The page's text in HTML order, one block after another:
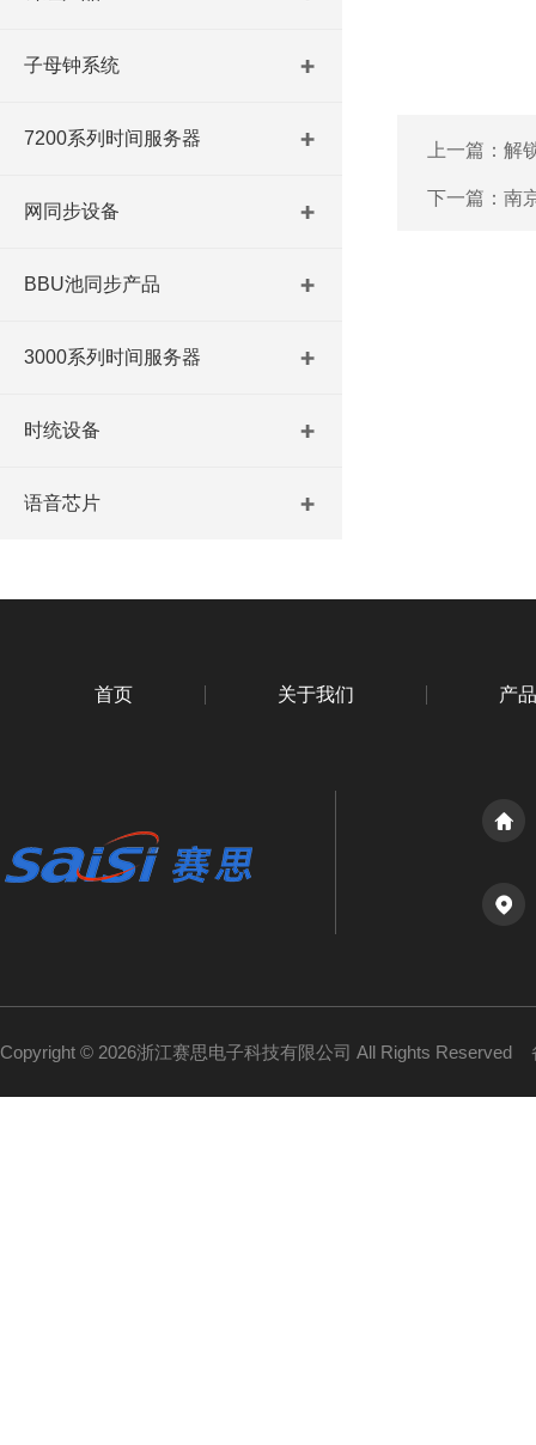
子母钟系统
7200系列时间服务器
网同步设备
BBU池同步产品
3000系列时间服务器
时统设备
语音芯片
上一篇： 解
下一篇： 南
首页 关于我们 产
Copyright © 2026浙江赛思电子科技有限公司 All Rights Reserved